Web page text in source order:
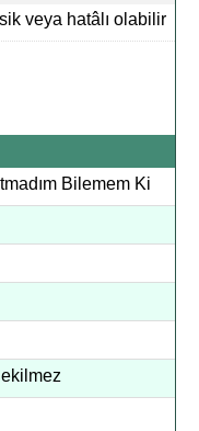
veya hatâlı olabilir
Bilemem Ki